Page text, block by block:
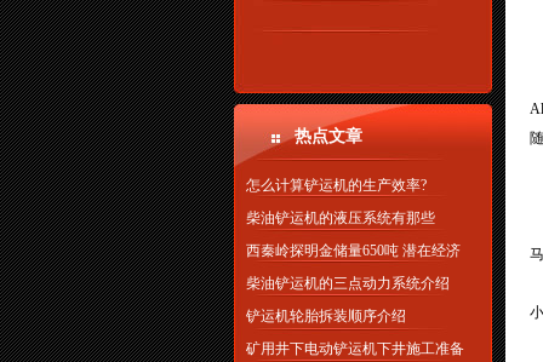
热点文章
怎么计算铲运机的生产效率?
柴油铲运机的液压系统有那些
西秦岭探明金储量650吨 潜在经济
柴油铲运机的三点动力系统介绍
铲运机轮胎拆装顺序介绍
矿用井下电动铲运机下井施工准备